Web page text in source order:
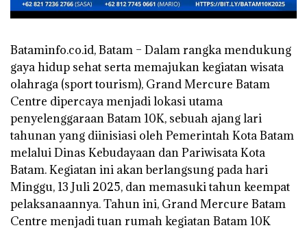
Bataminfo.co.id, Batam – Dalam rangka mendukung
gaya hidup sehat serta memajukan kegiatan wisata
olahraga (sport tourism), Grand Mercure Batam
Centre dipercaya menjadi lokasi utama
penyelenggaraan Batam 10K, sebuah ajang lari
tahunan yang diinisiasi oleh Pemerintah Kota Batam
melalui Dinas Kebudayaan dan Pariwisata Kota
Batam. Kegiatan ini akan berlangsung pada hari
Minggu, 13 Juli 2025, dan memasuki tahun keempat
pelaksanaannya. Tahun ini, Grand Mercure Batam
Centre menjadi tuan rumah kegiatan Batam 10K